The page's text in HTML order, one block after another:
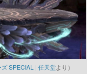
SPECIAL | 任天堂より）